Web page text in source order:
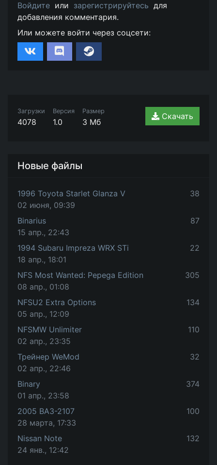
Войдите или зарегистрируйтесь для
добавления комментария.
Или можете войти через соцсети:
Загрузки
4078
Версия
1.0
Размер
3 Мб
Скачать
Новые файлы
1996 Toyota Starlet Glanza V
02 июня, 09:39
38
Binarius
15 апр., 22:43
87
1994 Subaru Impreza WRX STi
18 апр., 18:01
22
NFS Most Wanted: Pepega Edition
08 апр., 01:08
305
NFSU2 Extra Options
05 апр., 12:09
134
NFSMW Unlimiter
02 апр., 23:35
110
Трейнер WeMod
02 апр., 22:46
32
Binary
01 апр., 23:58
374
2005 ВАЗ-2107
28 марта, 17:33
100
Nissan Note
24 янв., 12:42
132